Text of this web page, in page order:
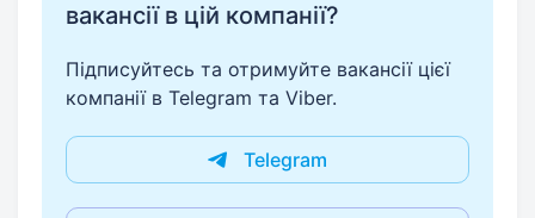
вакансії в цій компанії?
Підписуйтесь та отримуйте вакансії цієї
компанії в Telegram та Viber.
Telegram